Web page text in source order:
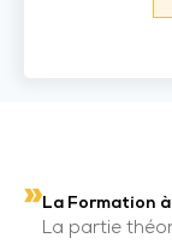
La Formation
La partie